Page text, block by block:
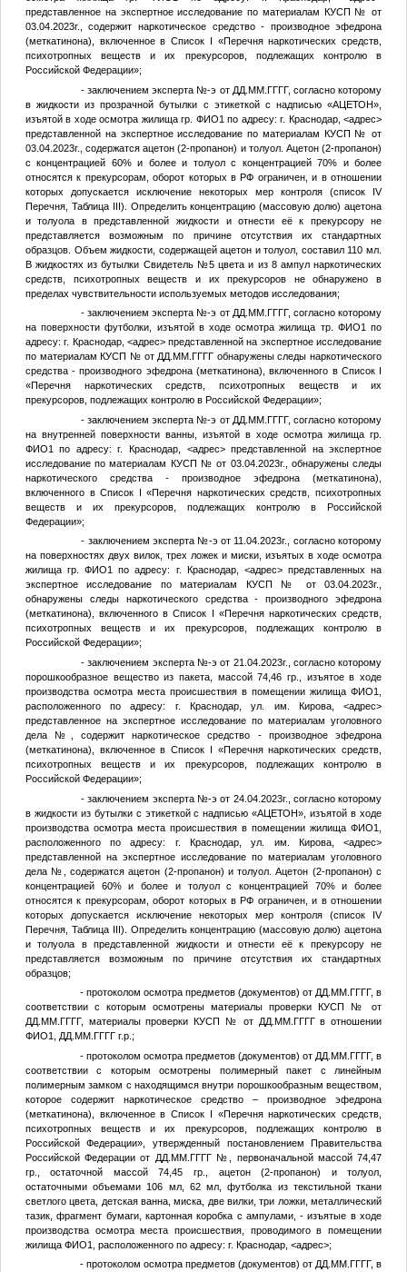
представленное на экспертное исследование по материалам КУСП № от
03.04.2023г., содержит наркотическое средство - производное эфедрона
(меткатинона), включенное в Список I «Перечня наркотических средств,
психотропных веществ и их прекурсоров, подлежащих контролю в
Российской Федерации»;
- заключением эксперта №-э от ДД.ММ.ГГГГ, согласно которому
в жидкости из прозрачной бутылки с этикеткой с надписью «АЦЕТОН»,
изъятой в ходе осмотра жилища гр. ФИО1 по адресу: г. Краснодар,<адрес>
представленной на экспертное исследование по материалам КУСП № от
03.04.2023г., содержатся ацетон (2-пропанон) и толуол. Ацетон (2-пропанон)
с концентрацией 60% и более и толуол с концентрацией 70% и более
относятся к прекурсорам, оборот которых в РФ ограничен, и в отношении
которых допускается исключение некоторых мер контроля (список IV
Перечня, Таблица III). Определить концентрацию (массовую долю) ацетона
и толуола в представленной жидкости и отнести её к прекурсору не
представляется возможным по причине отсутствия их стандартных
образцов. Объем жидкости, содержащей ацетон и толуол, составил 110 мл.
В жидкостях из бутылки Свидетель №5 цвета и из 8 ампул наркотических
средств, психотропных веществ и их прекурсоров не обнаружено в
пределах чувствительности используемых методов исследования;
- заключением эксперта №-э от ДД.ММ.ГГГГ, согласно которому
на поверхности футболки, изъятой в ходе осмотра жилища тр. ФИО1
по
адресу: г. Краснодар, <адрес>представленной на экспертное исследование
по материалам КУСП № от ДД.ММ.ГГГГ обнаружены следы наркотического
средства - производного эфедрона (меткатинона), включенного в Список I
«Перечня наркотических средств, психотропных веществ и их
прекурсоров, подлежащих контролю в Российской Федерации»;
- заключением эксперта №-э от ДД.ММ.ГГГГ, согласно которому
на внутренней поверхности ванны, изъятой в ходе осмотра жилища гр.
ФИО1
по адресу: г. Краснодар, <адрес>представленной на экспертное
исследование по материалам КУСП № от 03.04.2023г., обнаружены следы
наркотического средства - производное эфедрона (меткатинона),
включенного в Список I «Перечня наркотических средств, психотропных
веществ и их прекурсоров, подлежащих контролю в Российской
Федерации»;
- заключением эксперта №-э от 11.04.2023г., согласно которому
на поверхностях двух вилок, трех ложек и миски, изъятых в ходе осмотра
жилища гр.ФИО1 по адресу: г. Краснодар, <адрес>представленных на
экспертное исследование по материалам КУСП №
от 03.04.2023г.,
обнаружены следы наркотического средства - производного эфедрона
(меткатинона), включенного в Список I «Перечня наркотических средств,
психотропных веществ и их прекурсоров, подлежащих контролю в
Российской Федерации»;
- заключением эксперта №-э от 21.04.2023г., согласно которому
порошкообразное вещество из пакета, массой 74,46 гр., изъятое в ходе
производства осмотра места происшествия в помещении жилищаФИО1
расположенного по адресу: г. Краснодар, ул. им. Кирова,<адрес>
представленное на экспертное исследование по материалам уголовного
дела №
, содержит наркотическое средство - производное эфедрона
(меткатинона), включенное в Список I «Перечня наркотических средств,
психотропных веществ и их прекурсоров, подлежащих контролю в
Российской Федерации»;
- заключением эксперта №-э от 24.04.2023г., согласно которому
в жидкости из бутылки с этикеткой с надписью «АЦЕТОН», изъятой в ходе
производства осмотра места происшествия в помещении жилищаФИО1
расположенного по адресу: г. Краснодар, ул. им. Кирова,<адрес>
представленной на экспертное исследование по материалам уголовного
дела №
, содержатся ацетон (2-пропанон) и толуол. Ацетон (2-пропанон) с
концентрацией 60% и более и толуол с концентрацией 70% и более
относятся к прекурсорам, оборот которых в РФ ограничен, и в отношении
которых допускается исключение некоторых мер контроля (список IV
Перечня, Таблица III). Определить концентрацию (массовую долю) ацетона
и толуола в представленной жидкости и отнести её к прекурсору не
представляется возможным по причине отсутствия их стандартных
образцов;
- протоколом осмотра предметов (документов) от ДД.ММ.ГГГГ, в
соответствии с которым осмотрены материалы проверки КУСП №
от
ДД.ММ.ГГГГ, материалы проверки КУСП № от ДД.ММ.ГГГГв отношении
ФИО1
ДД.ММ.ГГГГг.р.;
- протоколом осмотра предметов (документов) от ДД.ММ.ГГГГ, в
соответствии с которым осмотрены полимерный пакет с линейным
полимерным замком с находящимся внутри порошкообразным веществом,
которое содержит наркотическое средство – производное эфедрона
(меткатинона), включенное в Список I «Перечня наркотических средств,
психотропных веществ и их прекурсоров, подлежащих контролю в
Российской Федерации», утвержденный постановлением Правительства
Российской Федерации от ДД.ММ.ГГГГ №
, первоначальной массой 74,47
гр., остаточной массой 74,45 гр., ацетон (2-пропанон) и толуол,
остаточными объемами 106 мл, 62 мл, футболка из текстильной ткани
светлого цвета, детская ванна, миска, две вилки, три ложки, металлический
тазик, фрагмент бумаги, картонная коробка с ампулами, - изъятые в ходе
производства осмотра места происшествия, проводимого в помещении
жилища ФИО1 , расположенного по адресу: г. Краснодар, <адрес>;
- протоколом осмотра предметов (документов) от ДД.ММ.ГГГГ, в